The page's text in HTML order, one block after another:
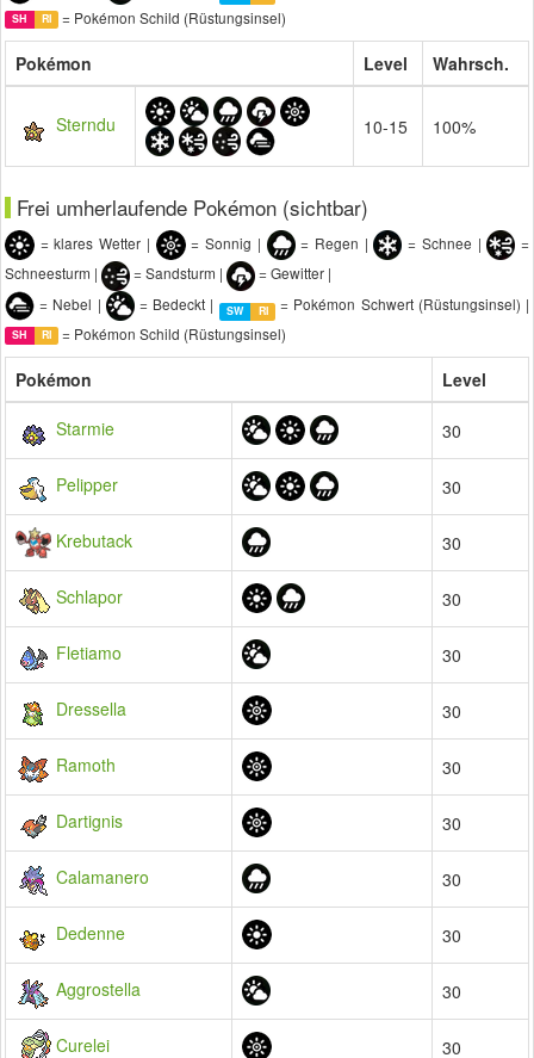
SH RI = Pokémon Schild (Rüstungsinsel)
Pokémon Level Wahrsch.
Sterndu 10-15 100%
Frei umherlaufende Pokémon (sichtbar)
= klares Wetter | = Sonnig | = Regen | = Schnee |
=
Schneesturm |
= Sandsturm |
= Gewitter |
= Nebel |
= Bedeckt | SW RI = Pokémon Schwert (Rüstungsinsel) |
SH RI = Pokémon Schild (Rüstungsinsel)
Pokémon Level
Starmie 30
Pelipper 30
Krebutack 30
Schlapor 30
Fletiamo 30
Dressella 30
Ramoth 30
Dartignis 30
Calamanero 30
Dedenne 30
Aggrostella 30
Curelei 30